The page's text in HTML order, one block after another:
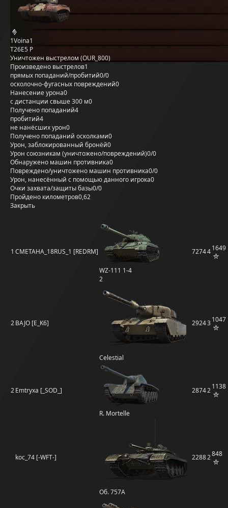
1Voina1
T26E5 P
Уничтожен выстрелом (OUR_800)
Произведено выстрелов1
прямых попаданий/пробитий0/0
осколочно-фугасных повреждений0
Нанесение урона0
с дистанции свыше 300 м0
Получено попаданий4
пробитий4
не нанёсших урон0
Получено попаданий осколками0
Урон, заблокированный бронёй0
Урон союзникам (уничтожено/повреждений)0/0
Обнаружено машин противника0
Повреждено/уничтожено машин противника0/0
Урон, нанесённый с помощью данного игрока0
Очки захвата/защиты базы0/0
Пройдено километров0,62
Закрыть
1 CMETAHA_18RUS_1 [REDRM]
WZ-111 1-4
2
727441649
2BAJO [E_K6]
Celestial
292431047
2Emtryxa [_SOD_]
R. Mortelle
287421138
koc_74 [-WFT-]
Об. 757А
22882848